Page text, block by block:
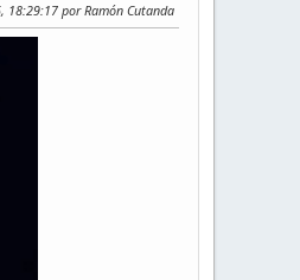
18:29:17 por Ramón Cutanda